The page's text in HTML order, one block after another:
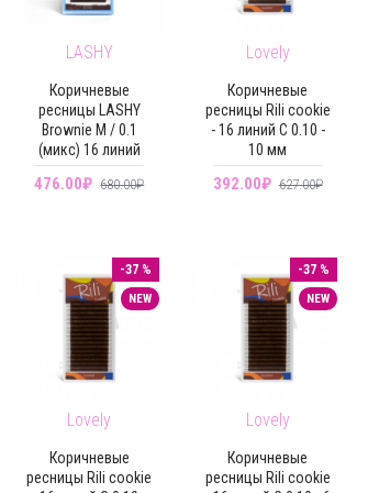
LASHY
Коричневые
ресницы LASHY
Brownie М / 0.1
(микс) 16 линий
476.00₽ 680.00₽
Lovely
Коричневые
ресницы Rili cookie
- 16 линий C 0.10 -
10 мм
392.00₽ 627.00₽
NEW
-37 %
Lovely
Коричневые
ресницы Rili cookie
NEW
-37 %
Lovely
Коричневые
ресницы Rili cookie